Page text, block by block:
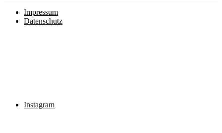
Impressum
Datenschutz
Instagram